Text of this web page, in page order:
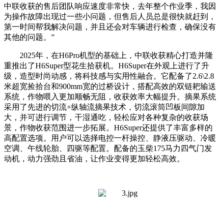
中联收获的售后团队响应速度非常快，去年整个作业季，我因
为操作故障出现过一些小问题，但售后人员总是很快就赶到，
第一时间帮我解决问题，并且还会对车辆进行检查，确保没有
其他的问题。”
2025年，在H6Pro机型的基础上，中联收获精心打造并隆
重推出了H6Super型花生拾获机。H6Super在外观上进行了升
级，造型时尚动感，将科技感与实用性融合。它配备了2.6\2.8
米超宽捡拾台和900mm宽的过桥设计，搭配高效的双链耙输送
系统，作物喂入更加顺畅无阻，收获效率大幅提升。摘果系统
采用了先进的切流+纵轴流摘果技术，切流滚筒凹板间隙加
大，并可进行调节，干湿通吃，轻松应对各种复杂的收获场
景，作物收获范围进一步拓展。H6Super还提供了丰富多样的
高配置选项。用户可以选择电控一杆操控、静液压驱动、冷暖
空调、午线轮胎、四驱等配置。配备的玉柴175马力四气门发
动机，动力强劲且省油，让作业变得更加轻松高效。